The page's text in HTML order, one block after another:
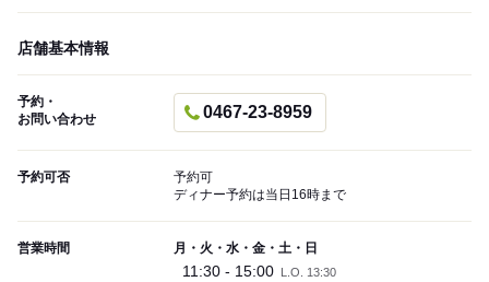
店舗基本情報
予約・
お問い合わせ
0467-23-8959
予約可否
予約可
ディナー予約は当日16時まで
営業時間 月・火・水・金・土・日
11:30 - 15:00 L.O. 13:30